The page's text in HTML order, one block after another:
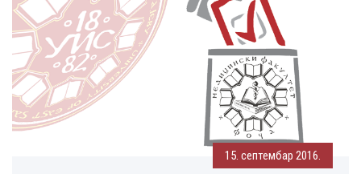
15. септембар 2016.